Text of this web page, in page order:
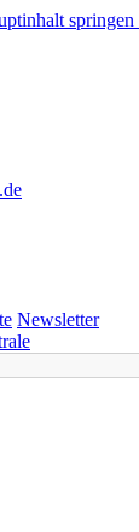
springen
Newsletter